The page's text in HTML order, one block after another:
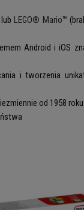
LEGO® Mario™
Android i iOS
i tworzenia
od 1958 roku